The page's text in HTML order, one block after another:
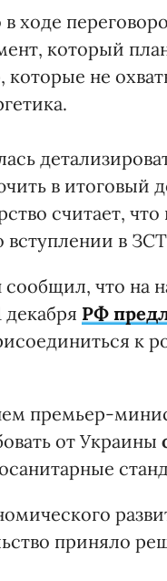
ходе
который
которые не
в итоговый
считает,
вступлении в
что на
РФ
к
премьер-
от Украины
приняло